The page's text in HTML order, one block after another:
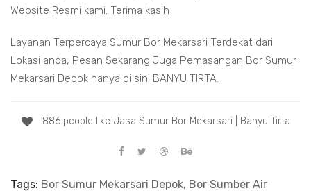
Website Resmi kami. Terima kasih
Layanan Terpercaya Sumur Bor Mekarsari Terdekat dari
Lokasi anda, Pesan Sekarang Juga Pemasangan Bor Sumur
Mekarsari Depok hanya di sini BANYU TIRTA.
886 people like Jasa Sumur Bor Mekarsari | Banyu Tirta
Tags: Bor Sumur Mekarsari Depok, Bor Sumber Air